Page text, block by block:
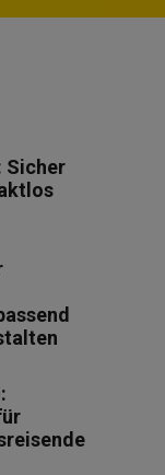
Sicher